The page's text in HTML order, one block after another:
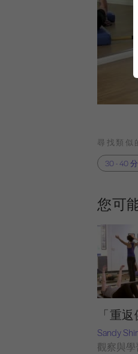
尋找類似
30 - 40
您可
「重
Sandy
觀察與學